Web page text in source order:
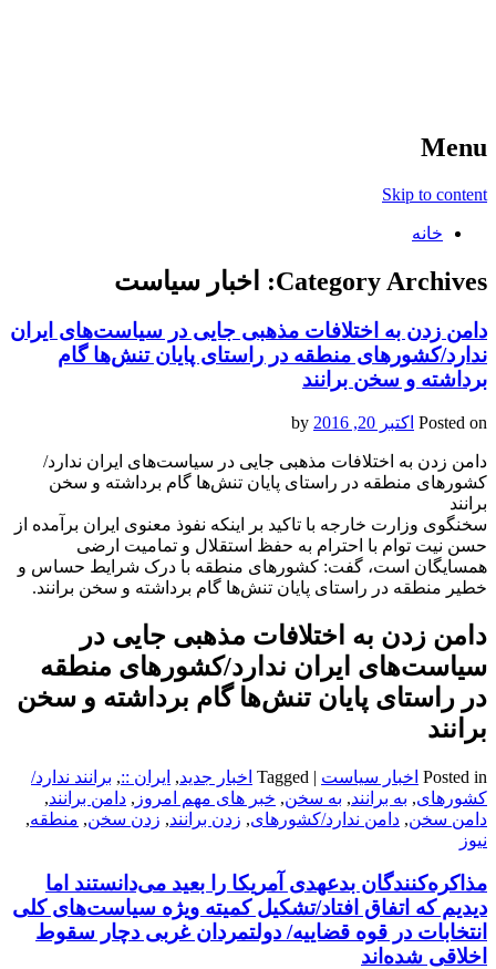
Menu
Skip to content
خانه
Category Archives: اخبار سیاست
دامن زدن به اختلافات مذهبی جایی در سیاست‌های ایران
ندارد/کشورهای منطقه در راستای پایان تنش‌ها گام
برداشته و سخن برانند
Posted on اکتبر 20, 2016
دامن زدن به اختلافات مذهبی جایی در سیاست‌های ایران ندارد/
کشورهای منطقه در راستای پایان تنش‌ها گام برداشته و سخن
برانند
سخنگوی وزارت خارجه با تاکید بر اینکه نفوذ معنوی ایران برآمده از
حسن نیت توام با احترام به حفظ استقلال و تمامیت ارضی
همسایگان است، گفت: کشورهای منطقه با درک شرایط حساس و
خطیر منطقه در راستای پایان تنش‌ها گام برداشته و سخن برانند.
دامن زدن به اختلافات مذهبی جایی در
سیاست‌های ایران ندارد/کشورهای منطقه
در راستای پایان تنش‌ها گام برداشته و سخن
برانند
Posted in اخبار سیاست |
Tagged اخبار جدید, ایران ::, برانند ندارد/
کشورهای, به برانند, به سخن, خبر های مهم امروز , دامن برانند,
دامن سخن, دامن ندارد/کشورهای, زدن برانند, زدن سخن, منطقه,
نیوز
مذاکره‌کنندگان بدعهدی آمریکا را بعید می‌دانستند اما
دیدیم که اتفاق افتاد/تشکیل کمیته ویژه سیاست‌های کلی
انتخابات در قوه قضاییه/ دولتمردان غربی دچار سقوط
اخلاقی شده‌اند